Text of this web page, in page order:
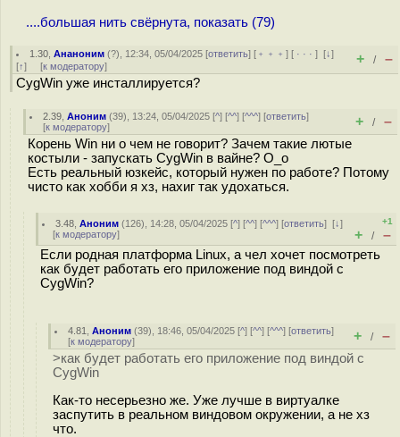
....большая нить свёрнута, показать (79)
1.30 ,Ананоним (?), 12:34, 05/04/2025 [ответить] [ ﹢﹢﹢] [ · · ·][↓]
[↑] [к модератору] + / –
CygWin уже инсталлируется?
2.39 ,Аноним (39), 13:24, 05/04/2025 [^] [^^] [^^^] [ответить]
[к модератору] + / –
Корень Win ни о чем не говорит? Зачем такие лютые
костыли - запускать CygWin в вайне? О_о
Есть реальный юзкейс, который нужен по работе? Потому
чисто как хобби я хз, нахиг так удохаться.
3.48 ,Аноним (126), 14:28, 05/04/2025 [^] [^^] [^^^] [ответить][↓]
[к модератору]
+1
+ / –
Если родная платформа Linux, а чел хочет посмотреть
как будет работать его приложение под виндой с
CygWin?
4.81 ,Аноним (39), 18:46, 05/04/2025 [^] [^^] [^^^] [ответить]
[к модератору] + / –
>как будет работать его приложение под виндой с
CygWin
Как-то несерьезно же. Уже лучше в виртуалке
заспутить в реальном виндовом окружении, а не хз
что.